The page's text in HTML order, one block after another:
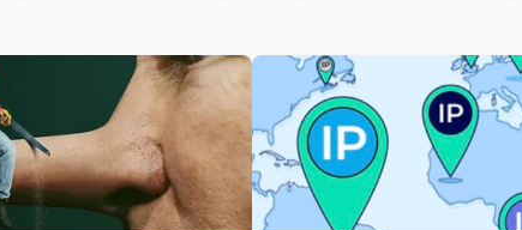
代；同年7月，Claude 2正式发
布；同年11月，Claude 2.1正式
发布；次年3...